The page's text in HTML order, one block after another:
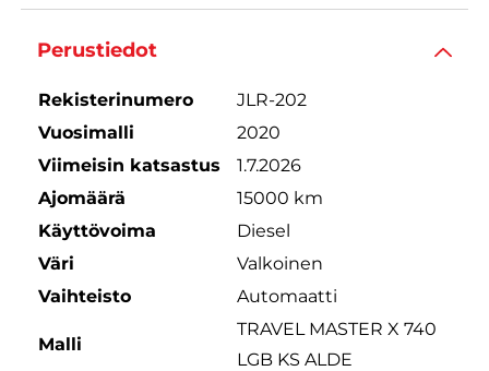
Perustiedot
Rekisterinumero
JLR-202
Vuosimalli
2020
Viimeisin katsastus
1.7.2026
Ajomäärä
15000 km
Käyttövoima
Diesel
Väri
Valkoinen
Vaihteisto
Automaatti
Malli
TRAVEL MASTER X 740
LGB KS ALDE